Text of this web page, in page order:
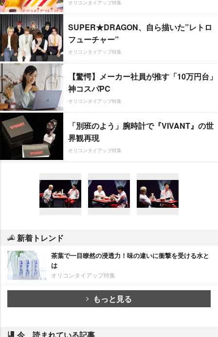
オリコンタイアップ特集
SUPER★DRAGON、自ら描いた”レトロ
フューチャー”
オリコンタイアップ特集
【驚愕】メーカー社員が推す「10万円台」
神コスパPC
オリコンタイアップ特集
「別班のよう」腕時計で『VIVANT』の世
界観再現
オリコンタイアップ特集
新着トレンド
茶葉で一目瞭然の浸透力！味の違いに衝撃を受ける水と
は
オリコンタイアップ特集
もっと見る
今、読まれている記事